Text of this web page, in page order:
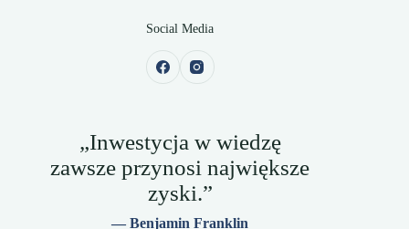
Social Media
„Inwestycja w wiedzę
zawsze przynosi największe
zyski.”
— Benjamin Franklin